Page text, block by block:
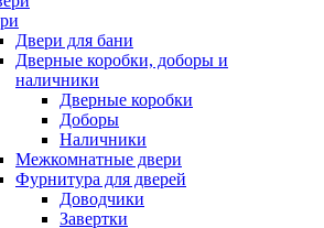
Двери для бани
Дверные коробки, доборы и
наличники
Дверные коробки
Доборы
Наличники
Межкомнатные двери
Фурнитура для дверей
Доводчики
Завертки